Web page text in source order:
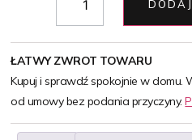
ŁATWY ZWROT TOWARU
Kupuj i sprawdź spokojnie w domu.
od umowy bez podania przyczyny.